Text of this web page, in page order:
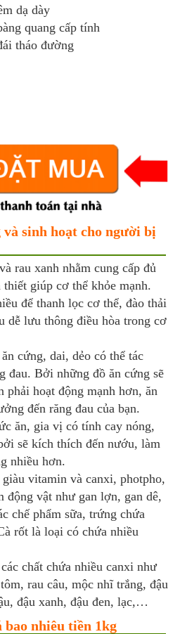
dạ dày
quang cấp tính
tháo đường
sinh hoạt cho người bị
rau xanh nhằm cung cấp đủ
giúp cơ thể khỏe mạnh.
để thanh lọc cơ thể, đào thải
dễ lưu thông điều hòa trong cơ
cứng, dai, dẻo có thể tác
đau. Bởi những đồ ăn cứng sẽ
phải hoạt động mạnh hơn, ăn
đến răng đau của bạn.
ăn, gia vị có tính cay nóng,
sẽ kích thích đến nướu, làm
nhiều hơn.
vitamin và canxi, photpho,
động vật như gan lợn, gan dê,
chế phẩm sữa, trứng chứa
rốt là loại có chứa nhiều
chất chứa nhiều canxi như
rau câu, mộc nhĩ trắng, đậu
đậu xanh, đậu đen, lạc,…
nhiêu tiền 1kg